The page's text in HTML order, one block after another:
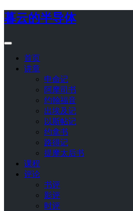
暮云的半导体
首页
讲章
申命记
阿摩司书
约翰福音
出埃及记
以斯帖记
约拿书
路得记
提摩太后书
课程
评论
书评
影评
时评